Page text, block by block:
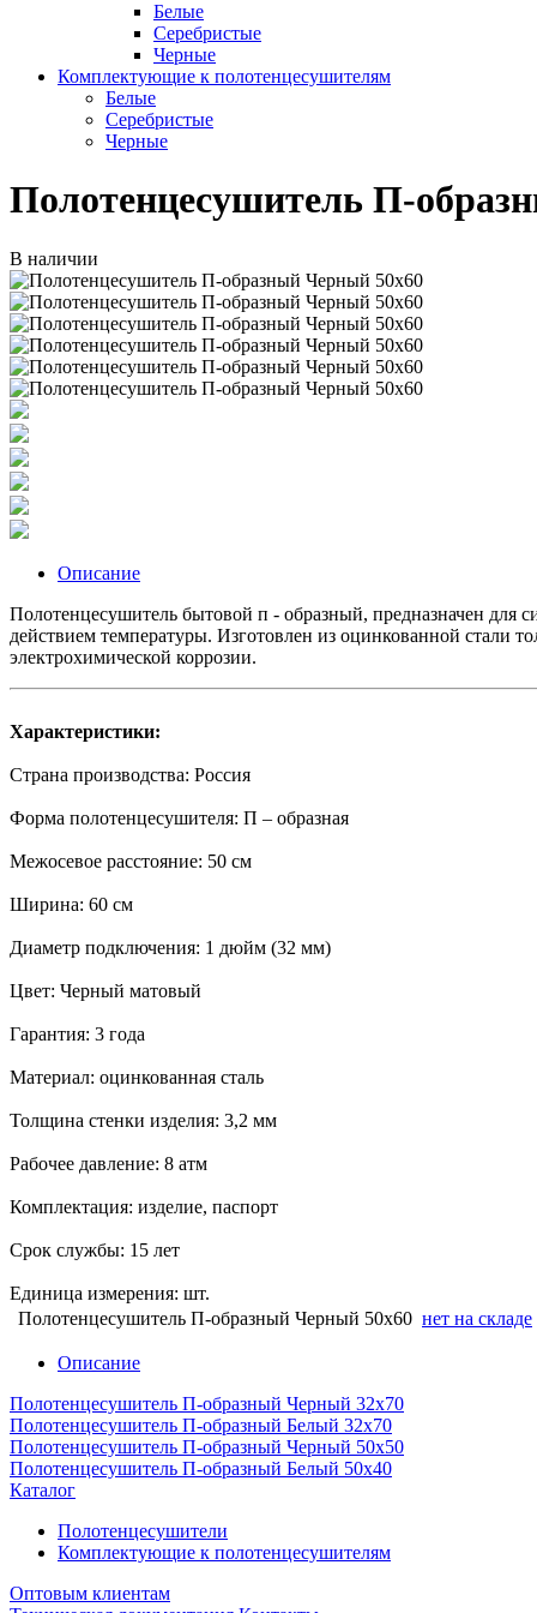
Белые
Серебристые
Черные
Комплектующие к полотенцесушителям
Белые
Серебристые
Черные
Полотенцесушитель П-
В наличии
Описание
Полотенцесушитель бытовой п - образный, предназначен
действием температуры. Изготовлен из оцинкованной
электрохимической коррозии.
Характеристики:
Страна производства: Россия
Форма полотенцесушителя: П – образная
Межосевое расстояние: 50 см
Ширина: 60 см
Диаметр подключения: 1 дюйм (32 мм)
Цвет: Черный матовый
Гарантия: 3 года
Материал: оцинкованная сталь
Толщина стенки изделия: 3,2 мм
Рабочее давление: 8 атм
Комплектация: изделие, паспорт
Срок службы: 15 лет
Единица измерения: шт.
Полотенцесушитель П-образный Черный 50х60 нет на складе
Описание
Полотенцесушитель П-образный Черный 32х70
Полотенцесушитель П-образный Белый 32х70
Полотенцесушитель П-образный Черный 50х50
Полотенцесушитель П-образный Белый 50х40
Каталог
Полотенцесушители
Комплектующие к полотенцесушителям
Оптовым клиентам